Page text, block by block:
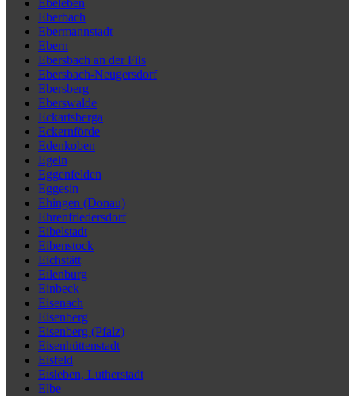
Ebeleben
Eberbach
Ebermannstadt
Ebern
Ebersbach an der Fils
Ebersbach-Neugersdorf
Ebersberg
Eberswalde
Eckartsberga
Eckernförde
Edenkoben
Egeln
Eggenfelden
Eggesin
Ehingen (Donau)
Ehrenfriedersdorf
Eibelstadt
Eibenstock
Eichstätt
Eilenburg
Einbeck
Eisenach
Eisenberg
Eisenberg (Pfalz)
Eisenhüttenstadt
Eisfeld
Eisleben, Lutherstadt
Elbe